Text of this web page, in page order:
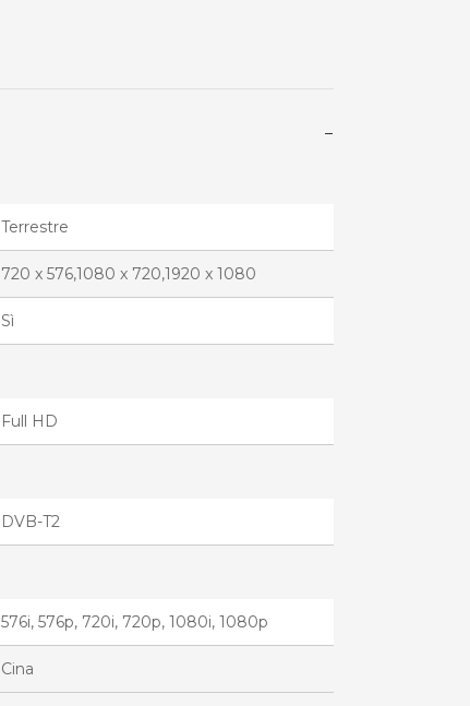
−
Terrestre
720 x 576,1080 x 720,1920 x 1080
Sì
Full HD
DVB-T2
576i, 576p, 720i, 720p, 1080i, 1080p
Cina